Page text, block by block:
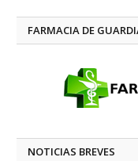
FARMACIA DE
NOTICIAS BREVES